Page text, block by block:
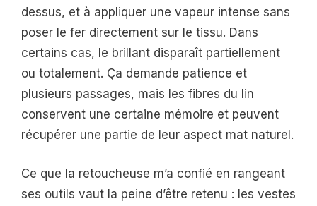
dessus, et à appliquer une vapeur intense sans
poser le fer directement sur le tissu. Dans
certains cas, le brillant disparaît partiellement
ou totalement. Ça demande patience et
plusieurs passages, mais les fibres du lin
conservent une certaine mémoire et peuvent
récupérer une partie de leur aspect mat naturel.
Ce que la retoucheuse m’a confié en rangeant
ses outils vaut la peine d’être retenu : les vestes